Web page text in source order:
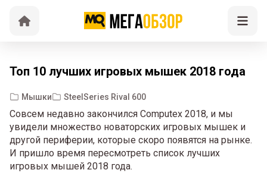
Топ 10 лучших игровых мышек 2018 года
Мышки SteelSeries Rival 600
Совсем недавно закончился Computex 2018, и мы
увидели множество новаторских игровых мышек и
другой периферии, которые скоро появятся на рынке.
И пришло время пересмотреть список лучших
игровых мышей 2018 года.